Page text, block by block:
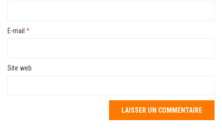
E-mail *
Site web